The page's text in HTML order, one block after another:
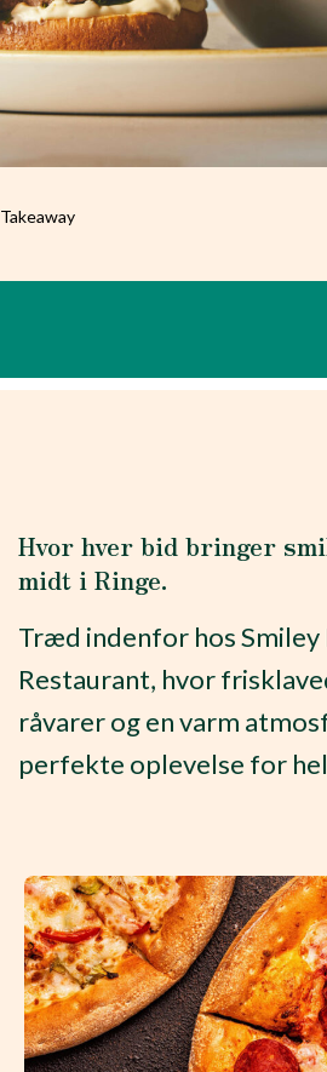
Hvor hver bid bringer
midt i Ringe.
Træd indenfor hos Smiley
Restaurant, hvor
råvarer og en varm
perfekte oplevelse for